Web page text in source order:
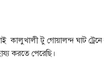
কালুখালী টু গোয়ালন্দ ঘাট
করতে পেরেছি।